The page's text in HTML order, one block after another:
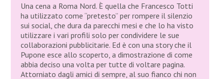
Una cena a Roma Nord. È quella che Francesco Totti
ha utilizzato come “pretesto” per rompere il silenzio
sui social, che dura da parecchi mesi e che lo ha visto
utilizzare i vari profili solo per condividere le sue
collaborazioni pubblicitarie. Ed è con una story che il
Pupone esce allo scoperto, a dimostrazione di come
abbia deciso una volta per tutte di voltare pagina.
Attorniato dagli amici di sempre, al suo fianco chi non